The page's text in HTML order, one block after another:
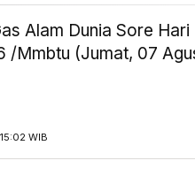
Alam Dunia Sore
/Mmbtu (Jumat, 07
WIB